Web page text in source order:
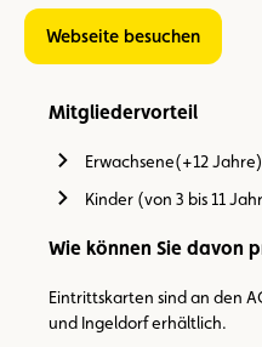
Webseite besuchen
Mitgliedervorteil
Erwachsene(+12
Kinder (von 3 bis 11
Wie können Sie davon
Eintrittskarten sind an den
und Ingeldorf erhältlich.